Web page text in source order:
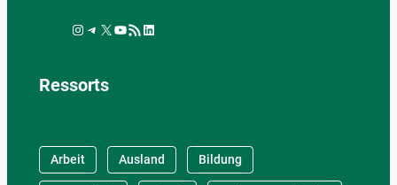
Instagram Telegram X YouTube RSS-Feed LinkedIn
Ressorts
Arbeit Ausland Bildung